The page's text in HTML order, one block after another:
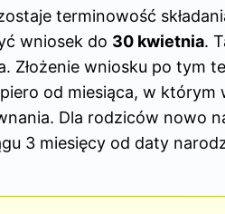
terminowość
wniosek do 30 kwietnia.
Złożenie wniosku po tym
od miesiąca, w którym
Dla rodziców nowo
3 miesięcy od daty